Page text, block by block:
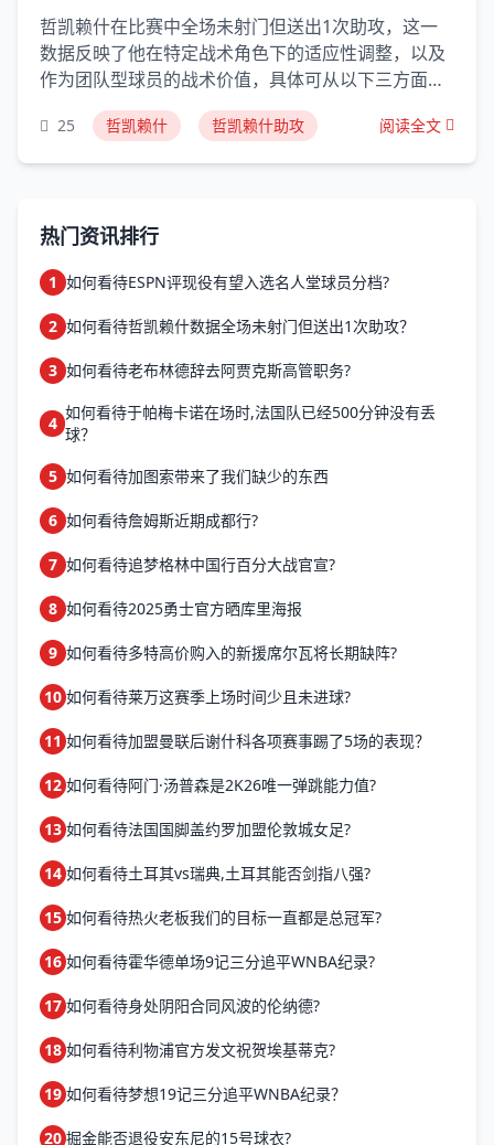
哲凯赖什在比赛中全场未射门但送出1次助攻，这一
数据反映了他在特定战术角色下的适应性调整，以及
作为团队型球员的战术价值，具体可从以下三方面分
析：一、战术适配性：从核心到支点的角色转变哲凯
赖什在葡萄牙体育时期以自由跑动和核心角色著称，
但在阿森纳的战术体系中，他需要适应更结构化的进
25 哲凯赖什 哲凯赖什助攻 阅读全文
热门资讯排行
1 如何看待ESPN评现役有望入选名人堂球员分档?
2 如何看待哲凯赖什数据全场未射门但送出1次助攻？
3 如何看待老布林德辞去阿贾克斯高管职务?
4
如何看待于帕梅卡诺在场时,法国队已经500分钟没有丢
球？
5 如何看待加图索带来了我们缺少的东西
6 如何看待詹姆斯近期成都行?
7 如何看待追梦格林中国行百分大战官宣?
8 如何看待2025勇士官方晒库里海报
9 如何看待多特高价购入的新援席尔瓦将长期缺阵?
10 如何看待莱万这赛季上场时间少且未进球?
11 如何看待加盟曼联后谢什科各项赛事踢了5场的表现？
12 如何看待阿门·汤普森是2K26唯一弹跳能力值?
13 如何看待法国国脚盖约罗加盟伦敦城女足?
14 如何看待土耳其vs瑞典,土耳其能否剑指八强?
15 如何看待热火老板我们的目标一直都是总冠军?
16 如何看待霍华德单场9记三分追平WNBA纪录?
17 如何看待身处阴阳合同风波的伦纳德?
18 如何看待利物浦官方发文祝贺埃基蒂克?
19 如何看待梦想19记三分追平WNBA纪录？
20 掘金能否退役安东尼的15号球衣?